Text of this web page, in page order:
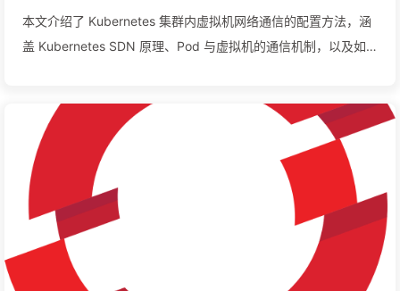
本文介绍了 Kubernetes 集群内虚拟机网络通信的配置方法，涵
盖 Kubernetes SDN 原理、Pod 与虚拟机的通信机制，以及如
令行操作的具体步骤，助力读者掌握集群内虚拟机网络通信的配
置技巧。